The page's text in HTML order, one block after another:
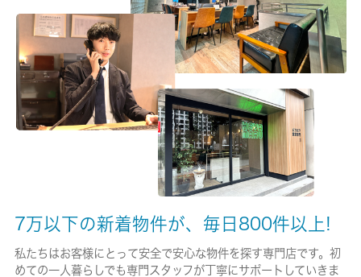
無/-
保険名/保険期間
-/-
賃料総額１００％【月次１．５～２％必要審査】
賃貸区分/契約期間
7万以下の新着物件が、毎日800件以上!
私たちはお客様にとって安全で安心な物件を探す専門店です。初
めての一人暮らしでも専門スタッフが丁寧にサポートしていきま